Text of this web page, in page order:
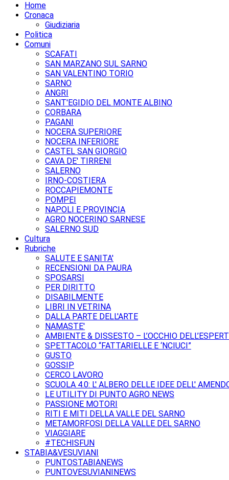
Home
Cronaca
Giudiziaria
Politica
Comuni
SCAFATI
SAN MARZANO SUL SARNO
SAN VALENTINO TORIO
SARNO
ANGRI
SANT'EGIDIO DEL MONTE ALBINO
CORBARA
PAGANI
NOCERA SUPERIORE
NOCERA INFERIORE
CASTEL SAN GIORGIO
CAVA DE' TIRRENI
SALERNO
IRNO-COSTIERA
ROCCAPIEMONTE
POMPEI
NAPOLI E PROVINCIA
AGRO NOCERINO SARNESE
SALERNO SUD
Cultura
Rubriche
SALUTE E SANITA'
RECENSIONI DA PAURA
SPOSARSI
PER DIRITTO
DISABILMENTE
LIBRI IN VETRINA
DALLA PARTE DELL'ARTE
NAMASTE'
AMBIENTE & DISSESTO – L’OCCHIO
SPETTACOLO “FATTARIELLE E ‘NCIUCI”
GUSTO
GOSSIP
CERCO LAVORO
SCUOLA 4.0: L' ALBERO DELLE IDEE DELL'
LE UTILITY DI PUNTO AGRO NEWS
PASSIONE MOTORI
RITI E MITI DELLA VALLE DEL SARNO
METAMORFOSI DELLA VALLE DEL SARNO
VIAGGIARE
#TECHISFUN
STABIA&VESUVIANI
PUNTOSTABIANEWS
PUNTOVESUVIANINEWS